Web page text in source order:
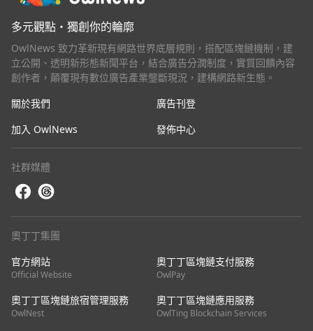
多元觀點・獨創你的輪廓
OwlNews 致力革新現有網路世界底層規則，搭配區塊鏈機制，建
立公開、透明新形態新聞平台，結合廣告分潤制度，實質回饋內容
創作者，顛覆現有數位廣告產業壟斷現況，建構網路新生態。
關於我們
廣告刊登
加入 OwlNews
發佈中心
社群媒體
奧丁丁集團
官方網站
Official Website
奧丁丁區塊鏈支付服務
OwlPay
奧丁丁區塊鏈旅宿管理服務
OwlNest
奧丁丁區塊鏈應用服務
OwlTing Blockchain Services